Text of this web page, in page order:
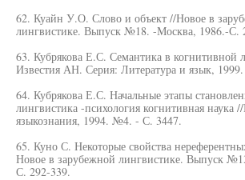
62. Куайн У.О. Слово и объект //Новое в
лингвистике. Выпуск №18. -Москва, 1986.-С.
63. Кубрякова Е.С. Семантика в когнитивной
Известия АН. Серия: Литература и язык,
64. Кубрякова Е.С. Начальные этапы
лингвистика -психология когнитивная наука
языкознания, 1994. №4. - С. 3447.
65. Куно С. Некоторые свойства
Новое в зарубежной лингвистике. Выпуск
С. 292-339.